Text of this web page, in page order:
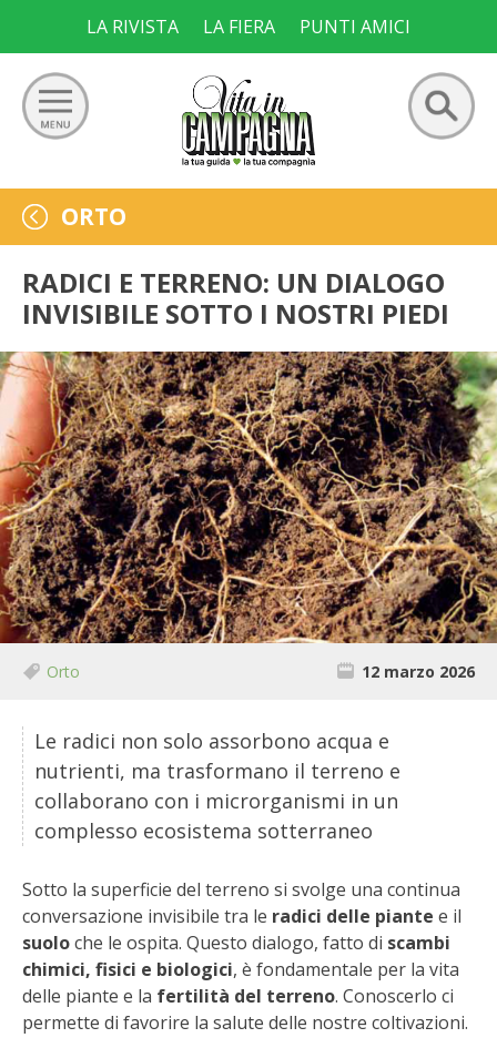
content
LA RIVISTA LA FIERA PUNTI AMICI
Ricerca
per:
GIARDINO
ORTO
FRUTTETO
VIGNETO
ALLEVAMENTI
BIODIVERSITÀ
CUCINA
PRODOTTI
FARFALLE DELLA CAMPAGNA
PICCOLO POLLAIO
STORIE DEI LETTORI
CONSERVARE LA FRUTTA
CONSERVE DELL’ORTO
FACEM
STIHL
ORTO
RADICI E TERRENO: UN DIALOGO
INVISIBILE SOTTO I NOSTRI PIEDI
Orto 12 marzo 2026
Le radici non solo assorbono acqua e
nutrienti, ma trasformano il terreno e
collaborano con i microrganismi in un
complesso ecosistema sotterraneo
Sotto la superficie del terreno si svolge una continua
conversazione invisibile tra le radici delle piante e il
suoloche le ospita. Questo dialogo, fatto di scambi
chimici, fisici e biologici, è fondamentale per la vita
delle piante e la fertilità del terreno. Conoscerlo ci
permette di favorire la salute delle nostre coltivazioni.